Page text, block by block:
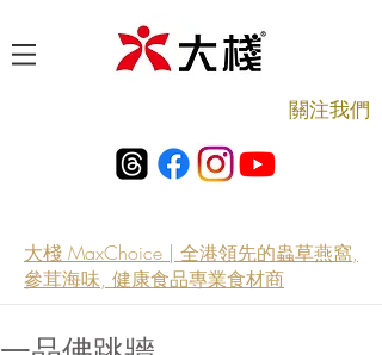
​關注我們
大棧 MaxChoice | 全港領先的蟲草燕窩,
參茸海味, 健康食品專業食材商